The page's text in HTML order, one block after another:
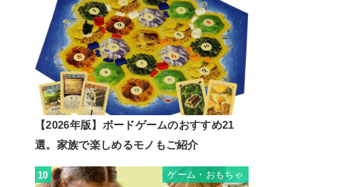
【2026年版】ボードゲームのおすすめ21
選。家族で楽しめるモノもご紹介
10 ゲーム・おもちゃ